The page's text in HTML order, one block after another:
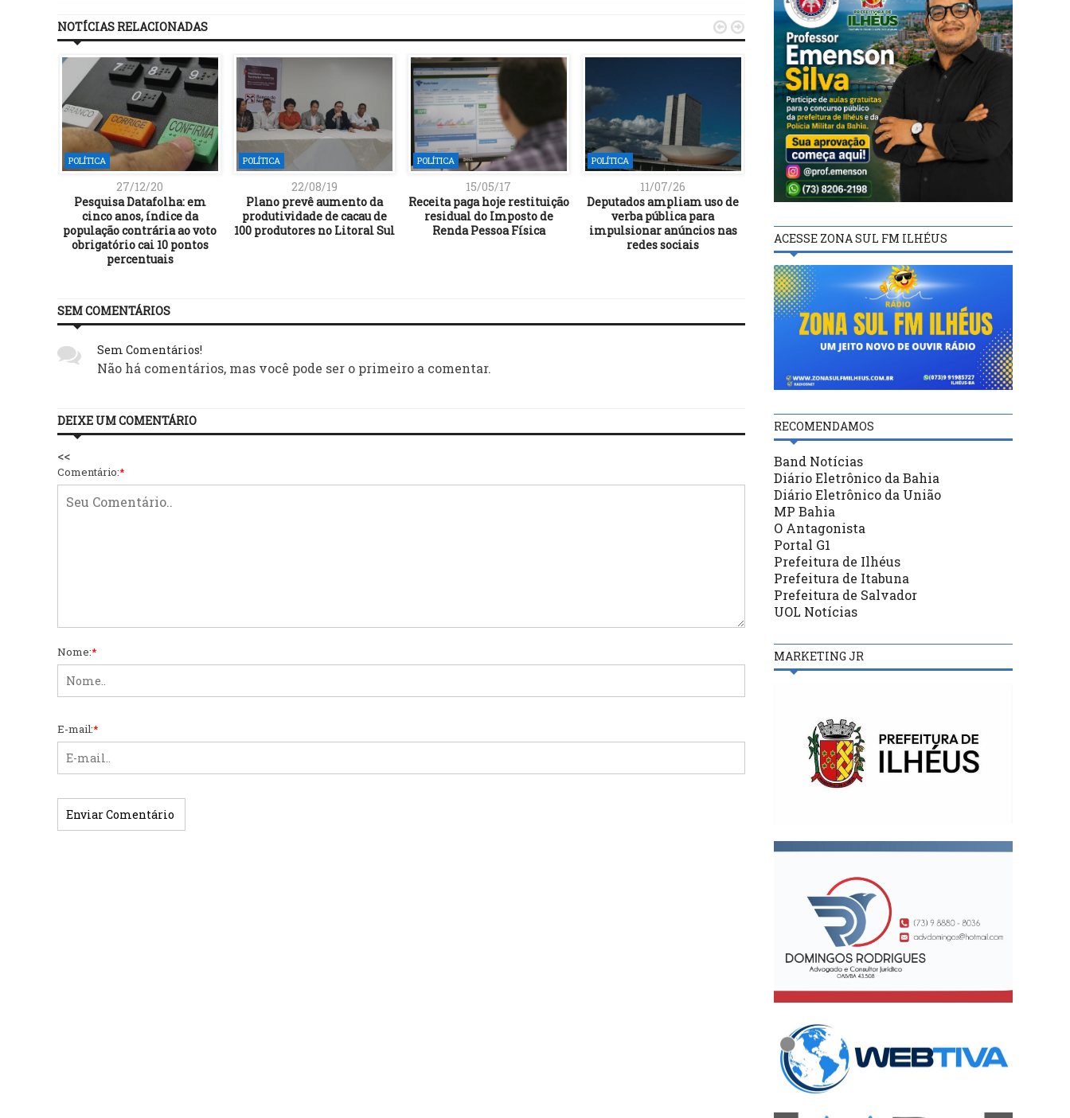
NOTÍCIAS RELACIONADAS
POLÍTICA
27/12/20
Pesquisa Datafolha: em
cinco anos, índice da
população contrária ao voto
obrigatório cai 10 pontos
percentuais
POLÍTICA
22/08/19
Plano prevê aumento da
produtividade de cacau de
100 produtores no Litoral Sul
POLÍTICA
15/05/17
Receita paga hoje restituição
residual do Imposto de
Renda Pessoa Física
POLÍTICA
11/07/26
Deputados ampliam uso de
verba pública para
impulsionar anúncios nas
redes sociais
POLÍTICA
04/06/24
Prefeitura de Itabuna publica
para a construção escola de
ensino fundamental no
POLÍTICA
Hospitais estaduais da
melhores unidades
 
SEM COMENTÁRIOS
Sem Comentários!
Não há comentários, mas você pode ser o primeiro a comentar.
DEIXE UM COMENTÁRIO
<<
Comentário:*
Nome:*
E-mail:*
ACESSE ZONA SUL FM ILHÉUS
RECOMENDAMOS
Band Notícias
Diário Eletrônico da Bahia
Diário Eletrônico da União
MP Bahia
O Antagonista
Portal G1
Prefeitura de Ilhéus
Prefeitura de Itabuna
Prefeitura de Salvador
UOL Notícias
MARKETING JR